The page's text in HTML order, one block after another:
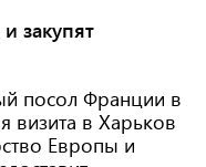
закупят
посол Франции в
визита в Харьков
Европы и